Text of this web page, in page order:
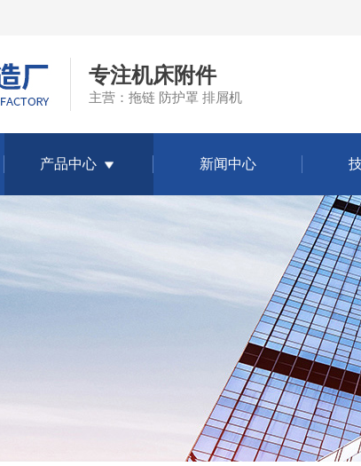
专注机床附件
主营：拖链 防护罩 排屑机
产品中心 新闻中心